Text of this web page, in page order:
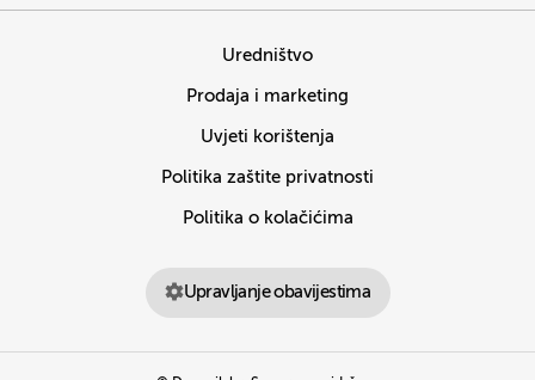
Uredništvo
Prodaja i marketing
Uvjeti korištenja
Politika zaštite privatnosti
Politika o kolačićima
Upravljanje obavijestima